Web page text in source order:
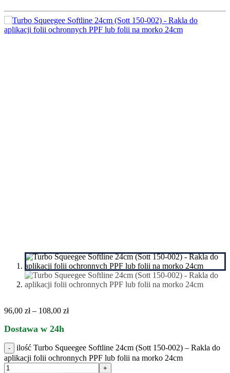
96,00 zł – 108,00 zł
Dostawa w 24h
ilość Turbo Squeegee Softline 24cm (Sott 150-002) – Rakla do
aplikacji folii ochronnych PPF lub folii na morko 24cm